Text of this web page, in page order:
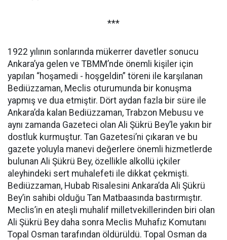
***
1922 yılının sonlarında mükerrer davetler sonucu
Ankara’ya gelen ve TBMM’nde önemli kişiler için
yapılan “hoşamedi - hoşgeldin” töreni ile karşılanan
Bediüzzaman, Meclis oturumunda bir konuşma
yapmış ve dua etmiştir. Dört aydan fazla bir süre ile
Ankara’da kalan Bediüzzaman, Trabzon Mebusu ve
aynı zamanda Gazeteci olan Ali Şükrü Bey’le yakın bir
dostluk kurmuştur. Tan Gazetesi’ni çıkaran ve bu
gazete yoluyla manevi değerlere önemli hizmetlerde
bulunan Ali Şükrü Bey, özellikle alkollü içkiler
aleyhindeki sert muhalefeti ile dikkat çekmişti.
Bediüzzaman, Hubab Risalesini Ankara’da Ali Şükrü
Bey’in sahibi olduğu Tan Matbaasında bastırmıştır.
Meclis’in en ateşli muhalif milletvekillerinden biri olan
Ali Şükrü Bey daha sonra Meclis Muhafız Komutanı
Topal Osman tarafından öldürüldü. Topal Osman da